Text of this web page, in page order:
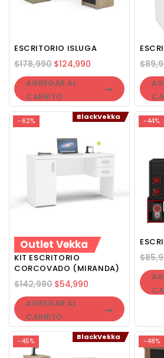
ESCRITORIO ISLUGA
$178,990 $124,990
AGREGAR AL
CARRITO
$
-62% BlackVekka
Outlet Vekka
KIT ESCRITORIO
CORCOVADO (MIRANDA)
$142,990 $54,990
AGREGAR AL
CARRITO
-44%
$
-45% BlackVekka -48%